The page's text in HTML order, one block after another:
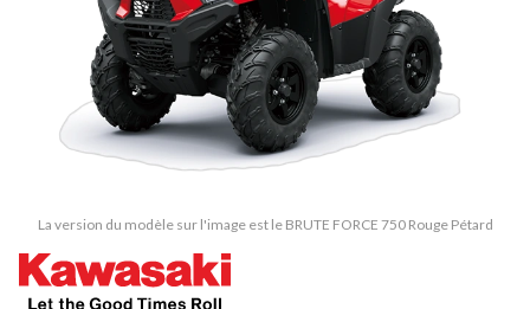
La version du modèle sur l'image est le BRUTE FORCE 750 Rouge Pétard